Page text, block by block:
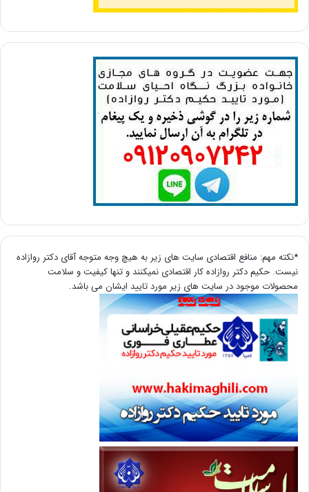
*نکته مهم: منافع اقتصادی سایت های زیر به هیچ وجه متوجه آقای دکتر روازاده
نیست. حکیم دکتر روازاده کار اقتصادی نمیکنند و تنها کیفیت و سلامت
محصولات موجود در سایت های زیر مورد تایید ایشان می باشد.